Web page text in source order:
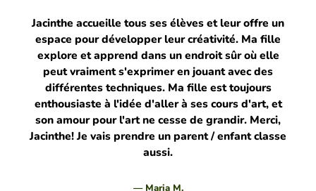
Jacinthe accueille tous ses élèves et leur offre un
espace pour développer leur créativité. Ma fille
explore et apprend dans un endroit sûr où elle
peut vraiment s'exprimer en jouant avec des
différentes techniques. Ma fille est toujours
enthousiaste à l'idée d'aller à ses cours d'art, et
son amour pour l'art ne cesse de grandir. Merci,
Jacinthe! Je vais prendre un parent / enfant classe
aussi.
Maria M.